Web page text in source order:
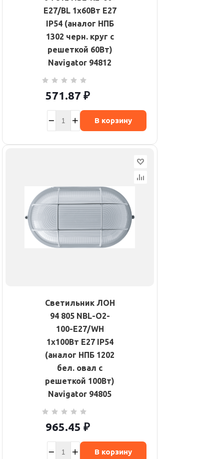
E27/BL 1х60Вт E27
IP54 (аналог НПБ
1302 черн. круг с
решеткой 60Вт)
Navigator 94812
571.87 ₽
В корзину
Светильник ЛОН
94 805 NBL-O2-
100-E27/WH
1х100Вт E27 IP54
(аналог НПБ 1202
бел. овал с
решеткой 100Вт)
Navigator 94805
965.45 ₽
В корзину